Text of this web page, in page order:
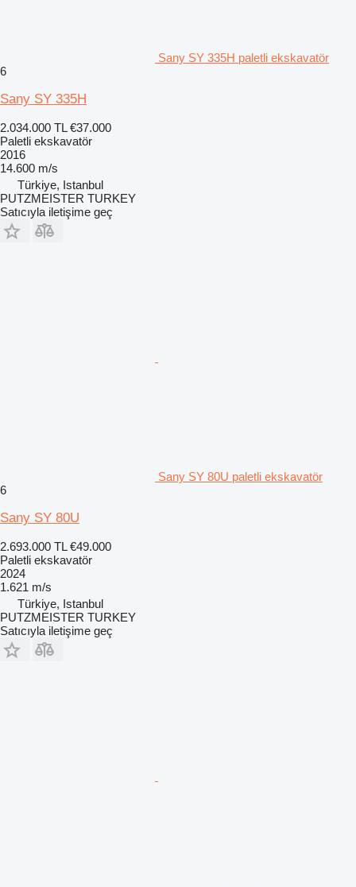
Sany SY 335H paletli ekskavatör
6
Sany SY 335H
2.034.000 TL €37.000
Paletli ekskavatör
2016
14.600 m/s
Türkiye, Istanbul
PUTZMEISTER TURKEY
Satıcıyla iletişime geç
Sany SY 80U paletli ekskavatör
6
Sany SY 80U
2.693.000 TL €49.000
Paletli ekskavatör
2024
1.621 m/s
Türkiye, Istanbul
PUTZMEISTER TURKEY
Satıcıyla iletişime geç